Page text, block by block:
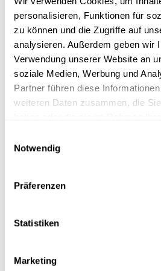
personalisieren, Funktionen für
zu können und die Zugriffe auf
analysieren. Außerdem geben wir
Verwendung unserer Website an
soziale Medien, Werbung und
Partner führen diese
weiteren Daten zusammen, die
Notwendig
Präferenzen
Statistiken
Marketing
Archivbestand Österreichische
Sammlungszuordnung
Download
Verortung in der
Publizierte und vervielfältigte